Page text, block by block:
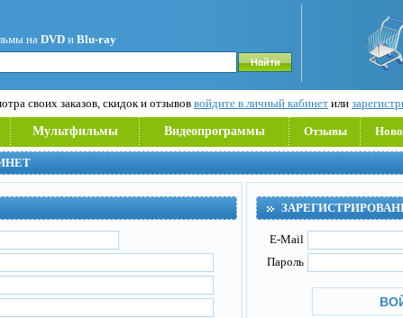
на DVD и Blu-ray
своих заказов, скидок и отзывов войдите в личный кабинет или
Мультфильмы Видеопрограммы Отзывы
E-Mail
Пароль